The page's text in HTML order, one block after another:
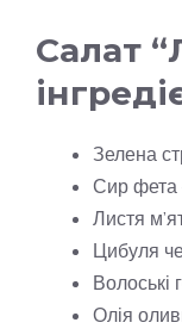
Салат
Зелена
Сир фета
Листя
Цибуля
Волоські
Олія